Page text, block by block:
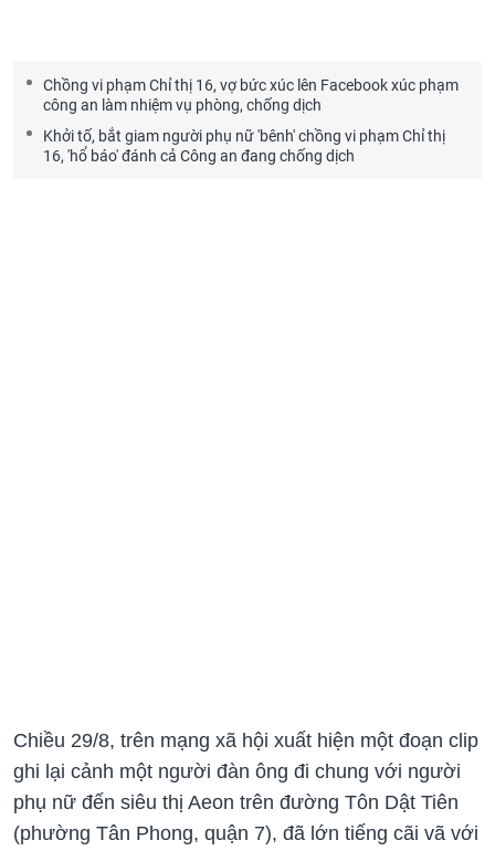
Chồng vi phạm Chỉ thị 16, vợ bức xúc lên Facebook xúc phạm
công an làm nhiệm vụ phòng, chống dịch
Khởi tố, bắt giam người phụ nữ 'bênh' chồng vi phạm Chỉ thị
16, 'hổ báo' đánh cả Công an đang chống dịch
Chiều 29/8, trên mạng xã hội xuất hiện một đoạn clip
ghi lại cảnh một người đàn ông đi chung với người
phụ nữ đến siêu thị Aeon trên đường Tôn Dật Tiên
(phường Tân Phong, quận 7), đã lớn tiếng cãi vã với